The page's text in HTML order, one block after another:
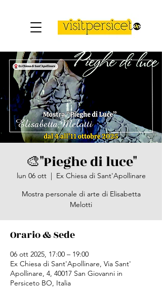
🎨"Pieghe di luce"
lun 06 ott
  |
Ex Chiesa di Sant'Apollinare
Mostra personale di arte di Elisabetta
Melotti
Orario & Sede
06 ott 2025, 17:00 – 19:00
Ex Chiesa di Sant'Apollinare, Via Sant'
Apollinare, 4, 40017 San Giovanni in
Persiceto BO, Italia